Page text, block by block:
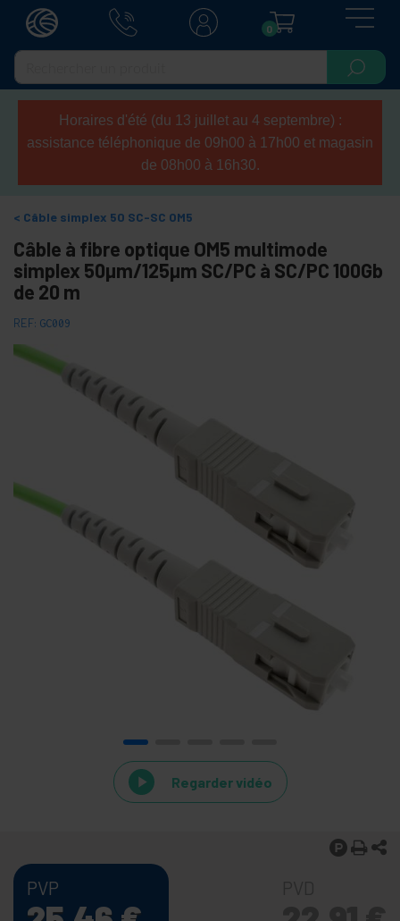
0
Horaires d'été (du 13 juillet au 4 septembre) :
assistance téléphonique de 09h00 à 17h00 et magasin
de 08h00 à 16h30.
Câble simplex 50 SC-SC OM5
Câble à fibre optique OM5 multimode
simplex 50µm/125µm SC/PC à SC/PC 100Gb
de 20 m
REF: GC009
Regarder vidéo
PVP